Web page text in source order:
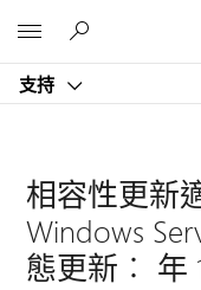
支持
相容性更新
Windows
態更新︰ 年